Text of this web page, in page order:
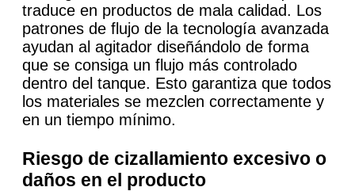
traduce en productos de mala calidad. Los
patrones de flujo de la tecnología avanzada
ayudan al agitador diseñándolo de forma
que se consiga un flujo más controlado
dentro del tanque. Esto garantiza que todos
los materiales se mezclen correctamente y
en un tiempo mínimo.
Riesgo de cizallamiento excesivo o
daños en el producto